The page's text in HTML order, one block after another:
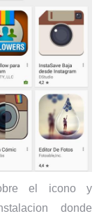
el icono y
donde